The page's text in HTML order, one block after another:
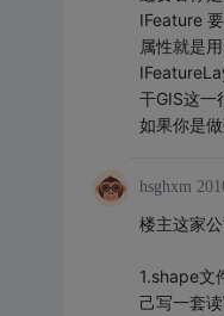
IFeature
属性就是
干GIS这一
如果你是
hsghxm
楼主这家
1.shape文
己写一套读